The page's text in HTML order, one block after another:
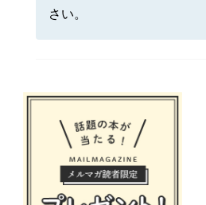
さい。